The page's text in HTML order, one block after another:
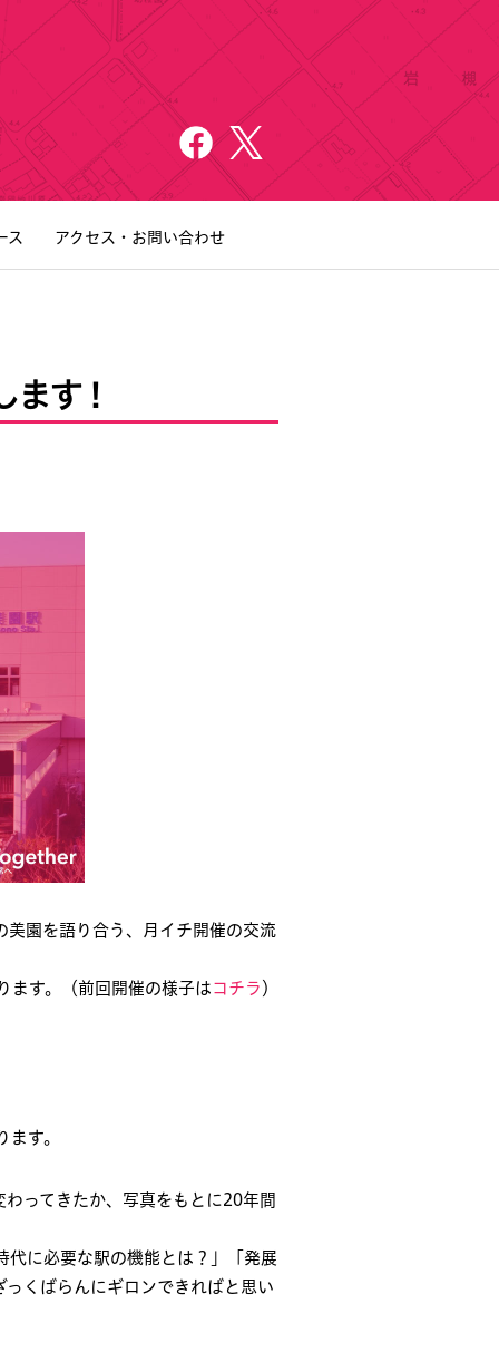
ス アクセス・お問い合わせ
ます！
美園を語り合う、月イチ開催の交流
ます。（前回開催の様子は コチラ ）
す。
ってきたか、写真をもとに20年間
代に必要な駅の機能とは？」「発展
くばらんにギロンできればと思い